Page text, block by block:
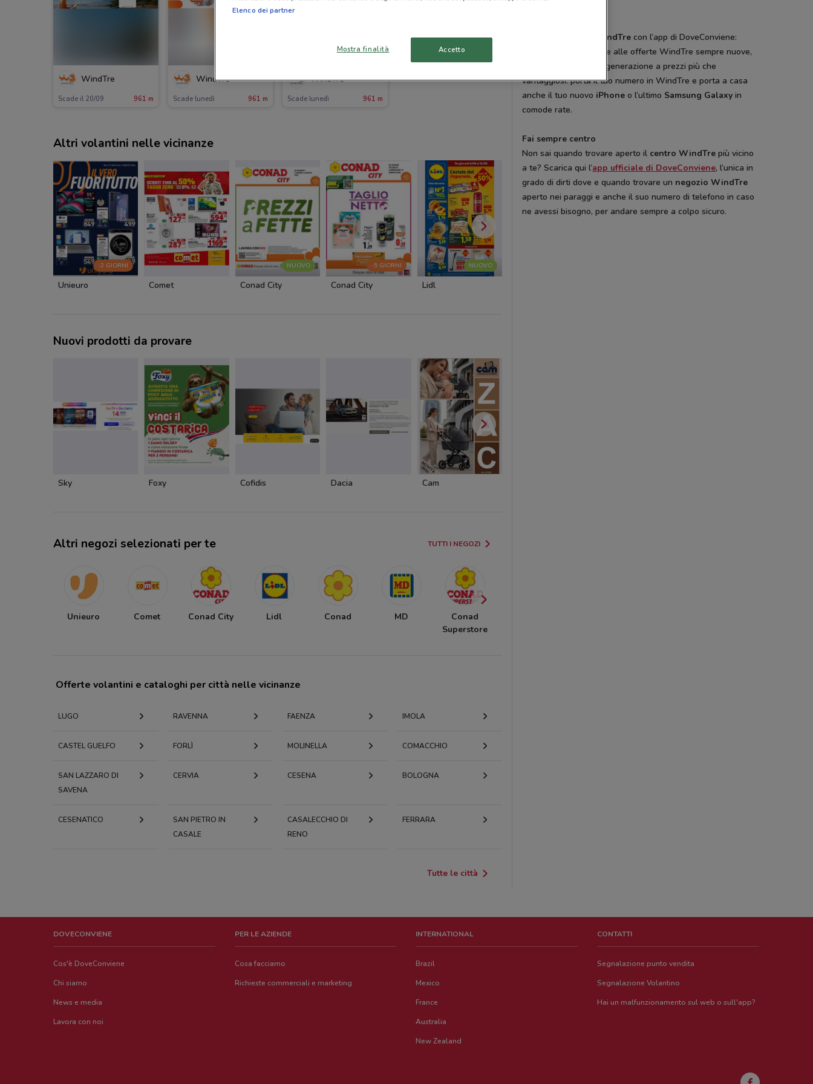
WindTre
Scade il 20/09 961 m
WindTre
Scade lunedì 961 m
-3 GIORNI
WindTre
Scade lunedì 961 m
Altri volantini nelle vicinanze
-2 GIORNI
Unieuro Comet
NUOVO
Conad City
-5 GIORNI
Conad City
NUOVO
Lidl
Nuovi prodotti da provare
Sky Foxy Cofidis Dacia Cam
Altri negozi selezionati per te TUTTI I NEGOZI
Unieuro Comet Conad City Lidl Conad MD
Conad
Superstore
Offerte volantini e cataloghi per città nelle vicinanze
LUGO RAVENNA FAENZA IMOLA
CASTEL GUELFO FORLÌ MOLINELLA COMACCHIO
SAN LAZZARO DI
SAVENA
CERVIA CESENA BOLOGNA
CESENATICO
SAN PIETRO IN
CASALE
CASALECCHIO DI
RENO
FERRARA
Tutte le città
negozio WindTre con l’app di DoveConviene:
potrai trovare qui, oltre alle offerte WindTre sempre nuove,
smartphone di ultima generazione a prezzi più che
vantaggiosi: porta il tuo numero in WindTre e porta a casa
anche il tuo nuovo iPhone o l’ultimo Samsung Galaxy in
comode rate.
Fai sempre centro
Non sai quando trovare aperto il centro WindTre più vicino
a te? Scarica qui l’app ufficiale di DoveConviene, l’unica in
grado di dirti dove e quando trovare un negozio WindTre
aperto nei paraggi e anche il suo numero di telefono in caso
ne avessi bisogno, per andare sempre a colpo sicuro.
DOVECONVIENE
Cos'è DoveConviene
Chi siamo
News e media
Lavora con noi
PER LE AZIENDE
Cosa facciamo
Richieste commerciali e marketing
INTERNATIONAL
Brazil
Mexico
France
Australia
New Zealand
CONTATTI
Segnalazione punto vendita
Segnalazione Volantino
Hai un malfunzionamento sul web o sull'app?
Elenco dei partner
Mostra finalità Accetto